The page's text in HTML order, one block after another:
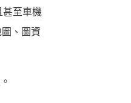
甚至車機
、圖資